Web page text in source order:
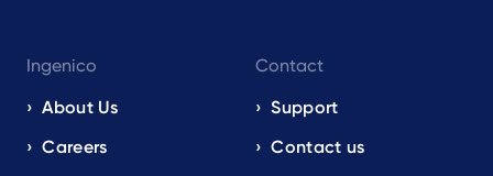
Ingenico
About Us
Careers
Contact
Support
Contact us